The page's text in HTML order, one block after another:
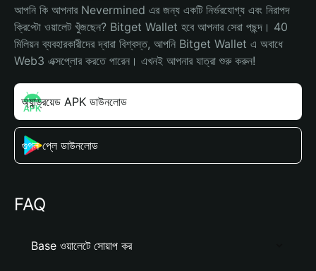
আপনি কি আপনার Nevermined এর জন্য একটি নির্ভরযোগ্য এবং নিরাপদ
ক্রিপ্টো ওয়ালেট খুঁজছেন? Bitget Wallet হবে আপনার সেরা পছন্দ। 40
মিলিয়ন ব্যবহারকারীদের দ্বারা বিশ্বস্ত, আপনি Bitget Wallet এ অবাধে
Web3 এক্সপ্লোর করতে পারেন। এখনই আপনার যাত্রা শুরু করুন!
অ্যান্ড্রয়েড APK ডাউনলোড
গুগল প্লে ডাউনলোড
FAQ
Base ওয়ালেটে সোয়াপ কর